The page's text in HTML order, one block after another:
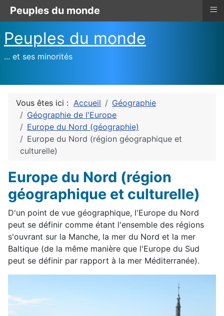
Peuples du monde
... et ses minorités
Vous êtes ici : Accueil
Géographie
Géographie de l'Europe
Europe du Nord (géographie)
Europe du Nord (région géographique et
culturelle)
Europe du Nord (région
géographique et culturelle)
D'un point de vue géographique, l'Europe du Nord
peut se définir comme étant l'ensemble des régions
s'ouvrant sur la Manche, la mer du Nord et la mer
Baltique (de la même manière que l'Europe du Sud
peut se définir par rapport à la mer Méditerranée).
Peuples du monde ≡